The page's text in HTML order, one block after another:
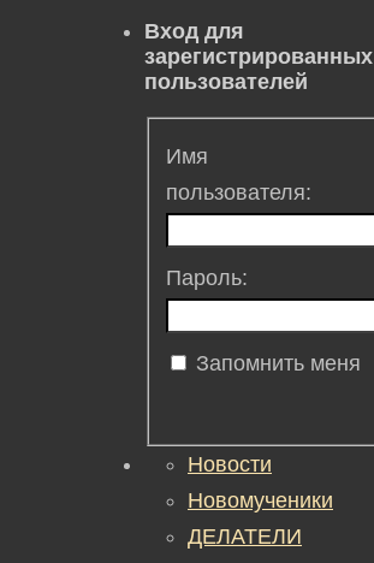
Вход для
зарегистрированных
пользователей
Имя
пользователя:
Пароль:
Запомнить меня
Новости
Новомученики
ДЕЛАТЕЛИ